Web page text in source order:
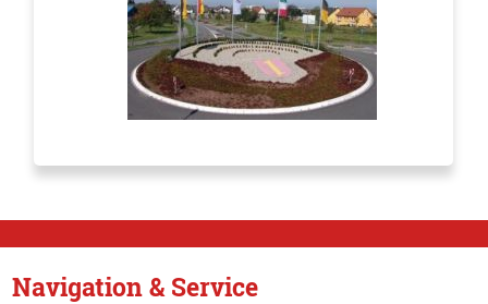
Navigation & Service